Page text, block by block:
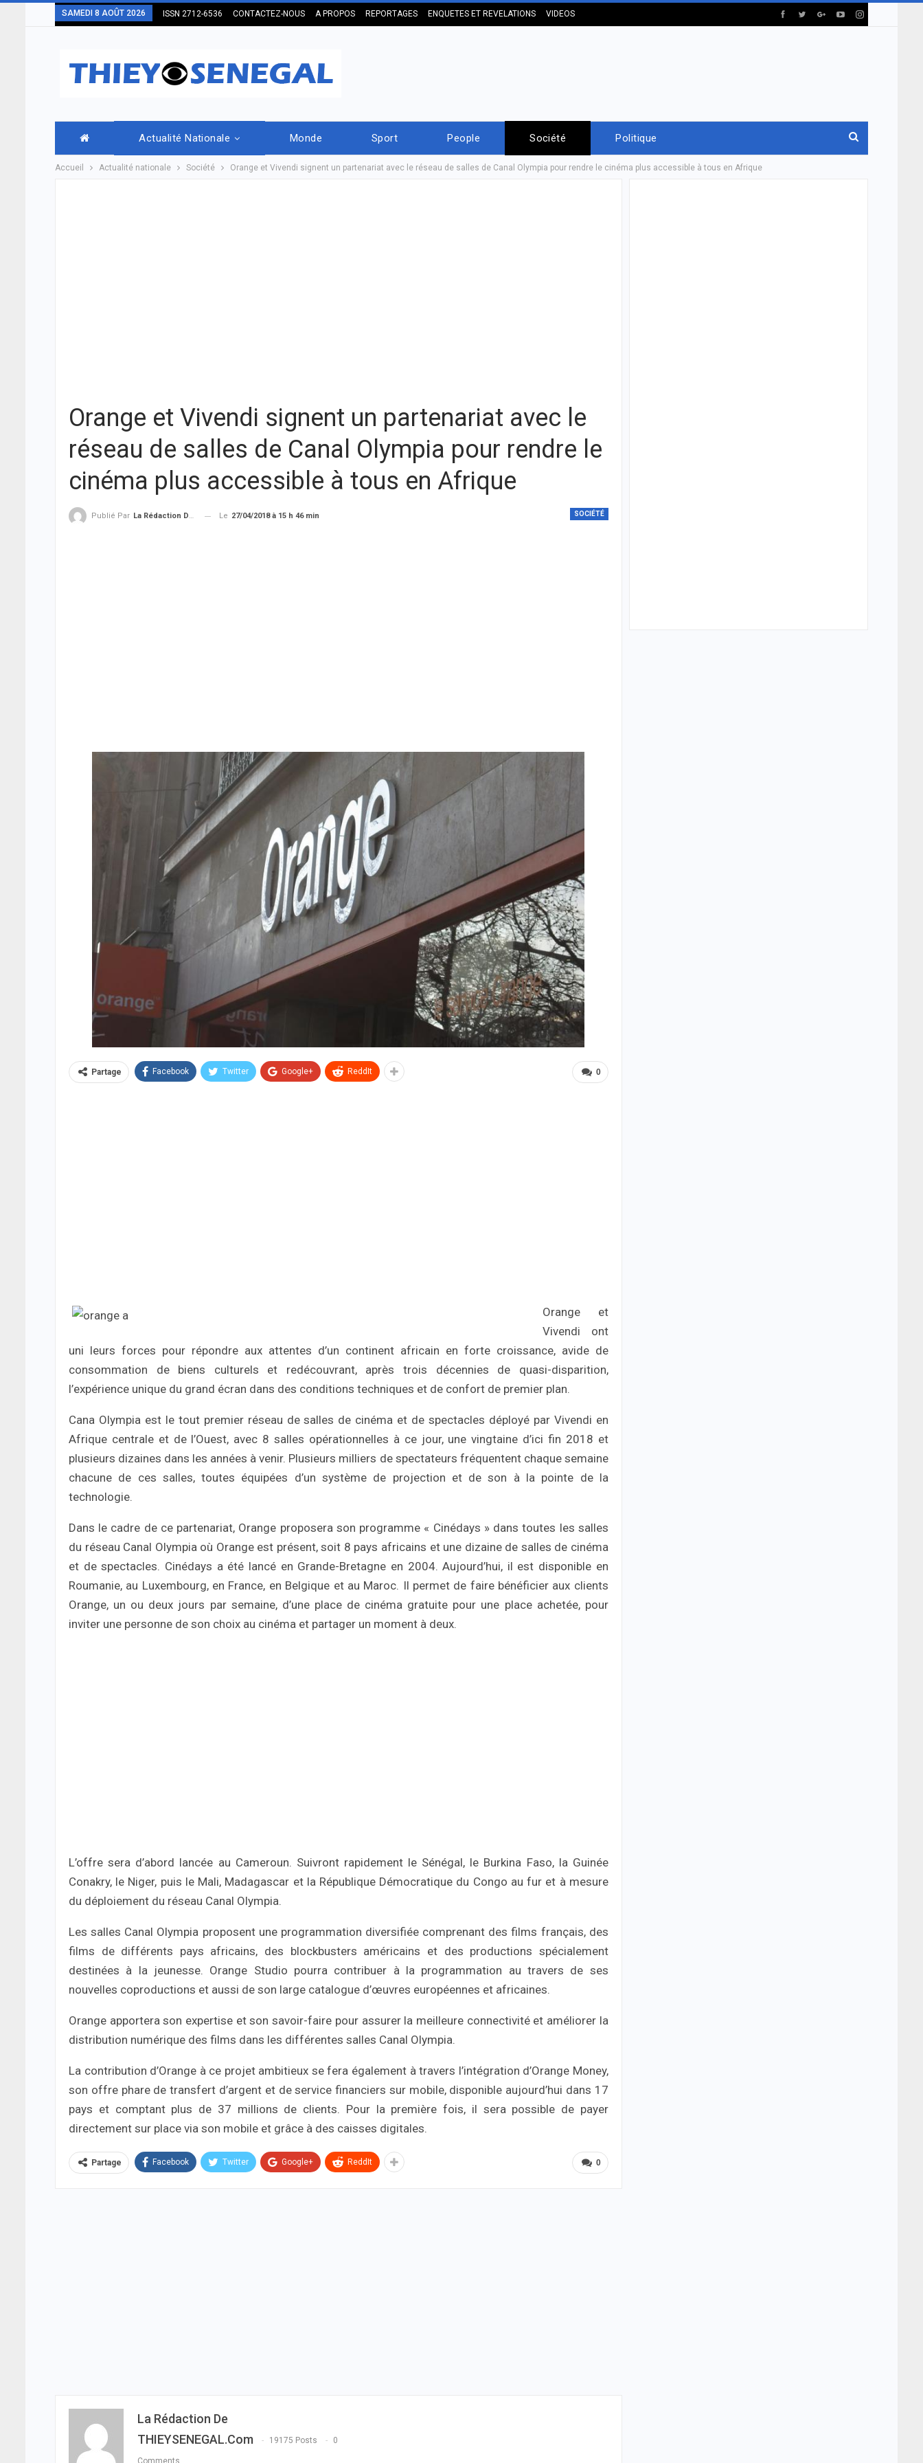
SAMEDI 8 AOÛT 2026 ISSN 2712-6536 CONTACTEZ-NOUS A PROPOS REPORTAGES ENQUETES ET REVELATIONS VIDEOS
Actualité Nationale Monde Sport People Société Politique
Accueil Actualité nationale Société Orange et Vivendi signent un partenariat avec le réseau de salles de Canal Olympia pour rendre le cinéma plus accessible à tous en Afrique
Orange et Vivendi signent un partenariat avec le
réseau de salles de Canal Olympia pour rendre le
cinéma plus accessible à tous en Afrique
SOCIÉTÉ
Publié Par La Rédaction De THIEYSENEGAL.com Le 27/04/2018 à 15 h 46 min
0
Partage Facebook Twitter Google+ ReddIt
Orange et
Vivendi ont
uni leurs forces pour répondre aux attentes d’un continent africain en forte croissance, avide de
consommation de biens culturels et redécouvrant, après trois décennies de quasi-disparition,
l’expérience unique du grand écran dans des conditions techniques et de confort de premier plan.
Cana Olympia est le tout premier réseau de salles de cinéma et de spectacles déployé par Vivendi en
Afrique centrale et de l’Ouest, avec 8 salles opérationnelles à ce jour, une vingtaine d’ici fin 2018 et
plusieurs dizaines dans les années à venir. Plusieurs milliers de spectateurs fréquentent chaque semaine
chacune de ces salles, toutes équipées d’un système de projection et de son à la pointe de la
technologie.
Dans le cadre de ce partenariat, Orange proposera son programme « Cinédays » dans toutes les salles
du réseau Canal Olympia où Orange est présent, soit 8 pays africains et une dizaine de salles de cinéma
et de spectacles. Cinédays a été lancé en Grande-Bretagne en 2004. Aujourd’hui, il est disponible en
Roumanie, au Luxembourg, en France, en Belgique et au Maroc. Il permet de faire bénéficier aux clients
Orange, un ou deux jours par semaine, d’une place de cinéma gratuite pour une place achetée, pour
inviter une personne de son choix au cinéma et partager un moment à deux.
L’offre sera d’abord lancée au Cameroun. Suivront rapidement le Sénégal, le Burkina Faso, la Guinée
Conakry, le Niger, puis le Mali, Madagascar et la République Démocratique du Congo au fur et à mesure
du déploiement du réseau Canal Olympia.
Les salles Canal Olympia proposent une programmation diversifiée comprenant des films français, des
films de différents pays africains, des blockbusters américains et des productions spécialement
destinées à la jeunesse. Orange Studio pourra contribuer à la programmation au travers de ses
nouvelles coproductions et aussi de son large catalogue d’œuvres européennes et africaines.
Orange apportera son expertise et son savoir-faire pour assurer la meilleure connectivité et améliorer la
distribution numérique des films dans les différentes salles Canal Olympia.
La contribution d’Orange à ce projet ambitieux se fera également à travers l’intégration d’Orange Money,
son offre phare de transfert d’argent et de service financiers sur mobile, disponible aujourd’hui dans 17
pays et comptant plus de 37 millions de clients. Pour la première fois, il sera possible de payer
directement sur place via son mobile et grâce à des caisses digitales.
0
Partage Facebook Twitter Google+ ReddIt
La Rédaction De
THIEYSENEGAL.com
19175 Posts 0